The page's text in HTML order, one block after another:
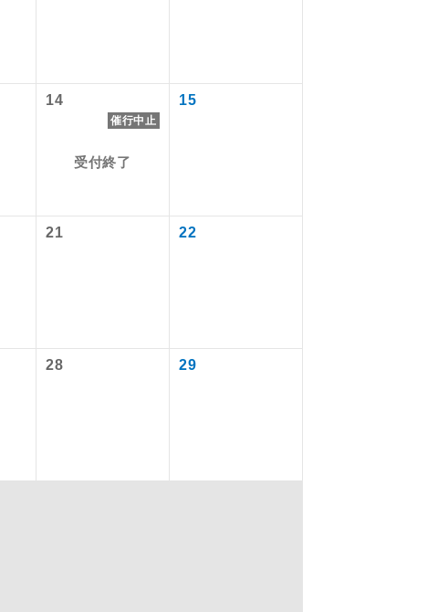
14
催行中止
受付終了
15
21 22
28 29
）まで添乗員が